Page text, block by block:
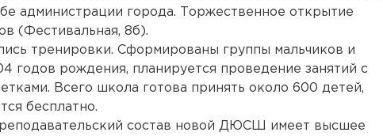
администрации города. Торжественное открытие
(Фестивальная, 8б).
тренировки. Сформированы группы мальчиков и
годов рождения, планируется проведение занятий с
Всего школа готова принять около 600 детей,
бесплатно.
состав новой ДЮСШ имеет высшее